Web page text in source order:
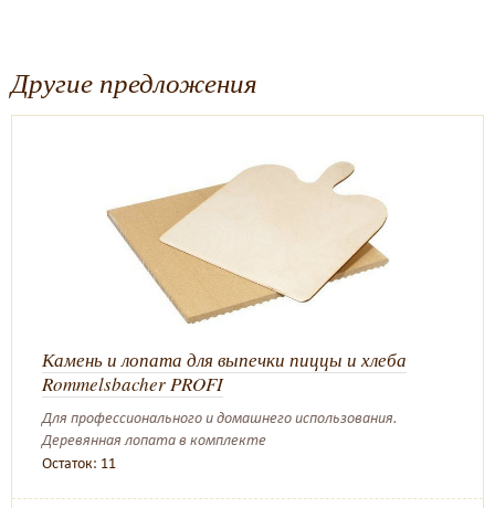
Другие предложения
Камень и лопата для выпечки пиццы и хлеба
Rommelsbacher PROFI
Для профессионального и домашнего использования.
Деревянная лопата в комплекте
Остаток: 11